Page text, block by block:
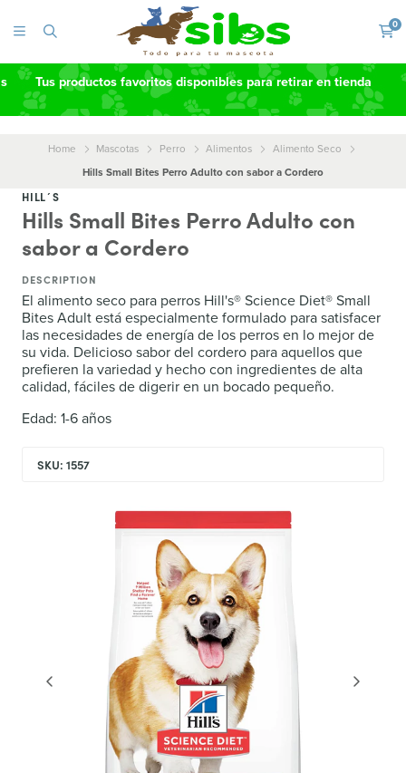
0
Tus productos favoritos disponibles para retirar en tienda
Home Mascotas Perro Alimentos
Alimento Seco
Hills Small Bites Perro Adulto con sabor a Cordero
HILL´S
Hills Small Bites Perro Adulto con
sabor a Cordero
DESCRIPTION
El alimento seco para perros Hill's® Science Diet® Small
Bites Adult está especialmente formulado para satisfacer
las necesidades de energía de los perros en lo mejor de
su vida. Delicioso sabor del cordero para aquellos que
prefieren la variedad y hecho con ingredientes de alta
calidad, fáciles de digerir en un bocado pequeño.
Edad: 1-6 años
SKU: 1557